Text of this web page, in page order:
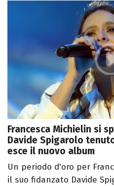
Francesca Michielin si
Davide Spigarolo
esce il nuovo album
Un periodo d'oro per
il suo fidanzato Davide